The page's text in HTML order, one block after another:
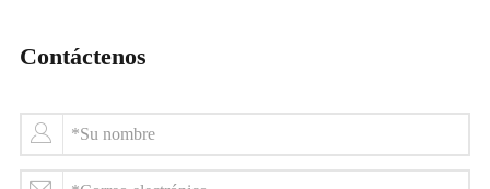
Contáctenos